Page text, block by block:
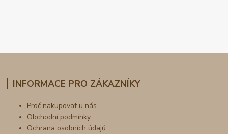
INFORMACE PRO ZÁKAZNÍKY
Proč nakupovat u nás
Obchodní podmínky
Ochrana osobních údajů